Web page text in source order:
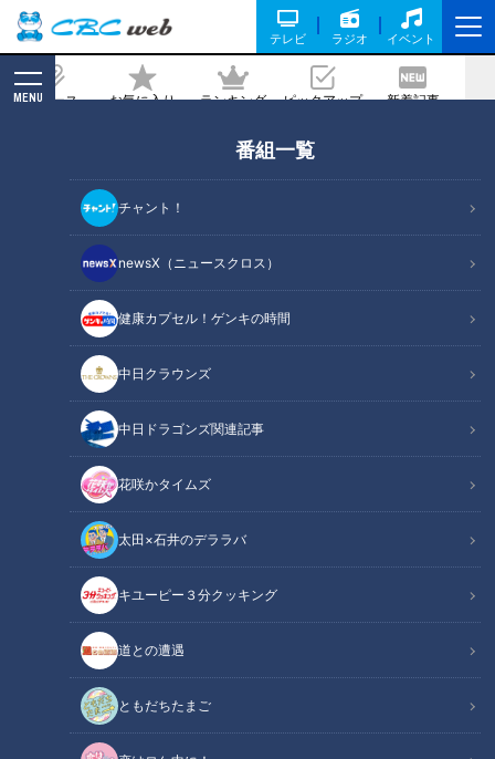
テレビ ラジオ イベント
ニュース お気に入り ランキング ピックアップ 新着記事
MENU
番組一覧
チャント！
newsX（ニュースクロス）
健康カプセル！ゲンキの時間
中日クラウンズ
中日ドラゴンズ関連記事
花咲かタイムズ
太田×石井のデララバ
キユーピー３分クッキング
道との遭遇
ともだちたまご
会えない” ２か月ぶりの対面で母娘
2021/06/17 22:25
ドキュメンタリー
長編ドキュメンタリー
愛知県豊川市の障害者施設。
ずらりと並んだベッドに横たわっているのはまだ幼い子どもた
ちです。